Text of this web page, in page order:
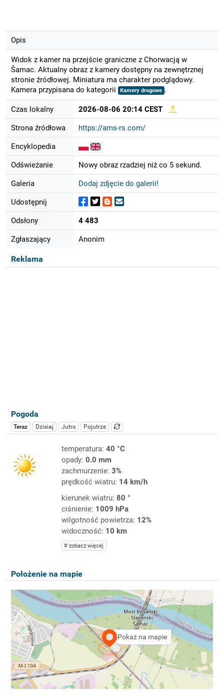
Opis
Widok z kamer na przejście graniczne z Chorwacją w
Šamac. Aktualny obraz z kamery dostępny na zewnętrznej
stronie źródłowej. Miniatura ma charakter podglądowy.
Kamera przypisana do kategorii
Kamery drogowe .
Czas lokalny 2026-08-06 20:14 CEST
Strona źródłowa https://ams-rs.com/
Encyklopedia
Odświeżanie Nowy obraz rzadziej niż co 5 sekund.
Galeria Dodaj zdjęcie do galerii!
Udostępnij
Odsłony 4 483
Zgłaszający Anonim
Reklama
Pogoda
Teraz Dzisiaj Jutro Pojutrze
temperatura: 40 °C
opady: 0.0 mm
zachmurzenie: 3%
prędkość wiatru: 14 km/h
kierunek wiatru: 80 °
ciśnienie: 1009 hPa
wilgotność powietrza: 12%
widoczność: 10 km
zobacz więcej
Położenie na mapie
Pokaż na mapie